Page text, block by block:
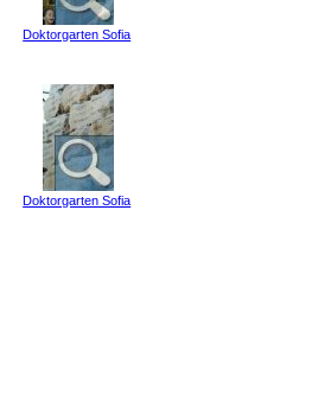
Doktorgarten Sofia
Doktorgarten Sofia